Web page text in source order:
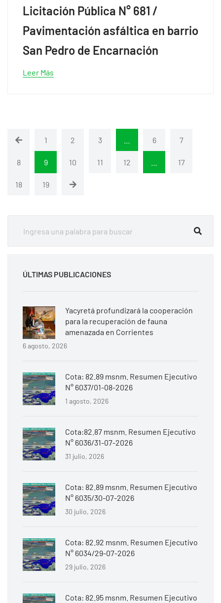
Licitación Pública N° 681 /
Pavimentación asfáltica en barrio
San Pedro de Encarnación
Leer Más
1 2 3 6 7
8 9 10 11 12 17
18 19
ÚLTIMAS PUBLICACIONES
Yacyretá profundizará la cooperación
para la recuperación de fauna
amenazada en Corrientes
6 agosto, 2026
Cota: 82.89 msnm. Resumen Ejecutivo
N° 6037/01-08-2026
1 agosto, 2026
Cota:82.87 msnm. Resumen Ejecutivo
N° 6036/31-07-2026
31 julio, 2026
Cota: 82.89 msnm. Resumen Ejecutivo
N° 6035/30-07-2026
30 julio, 2026
Cota: 82.92 msnm. Resumen Ejecutivo
N° 6034/29-07-2026
29 julio, 2026
Cota: 82.95 msnm. Resumen Ejecutivo